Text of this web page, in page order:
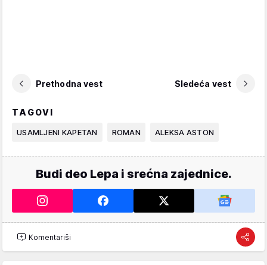
Prethodna vest Sledeća vest
TAGOVI
USAMLJENI KAPETAN ROMAN ALEKSA ASTON
Budi deo Lepa i srećna zajednice.
Komentariši